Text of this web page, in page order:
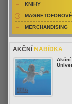
KNIHY
MERCHANDISING
AKČNÍ NABÍDKA
Akční